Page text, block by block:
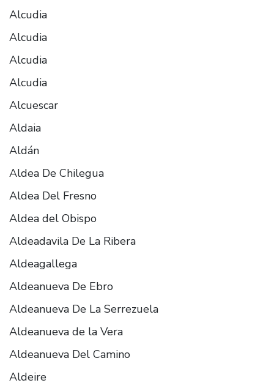
Alcudia
Alcudia
Alcudia
Alcudia
Alcuescar
Aldaia
Aldán
Aldea De Chilegua
Aldea Del Fresno
Aldea del Obispo
Aldeadavila De La Ribera
Aldeagallega
Aldeanueva De Ebro
Aldeanueva De La Serrezuela
Aldeanueva de la Vera
Aldeanueva Del Camino
Aldeire